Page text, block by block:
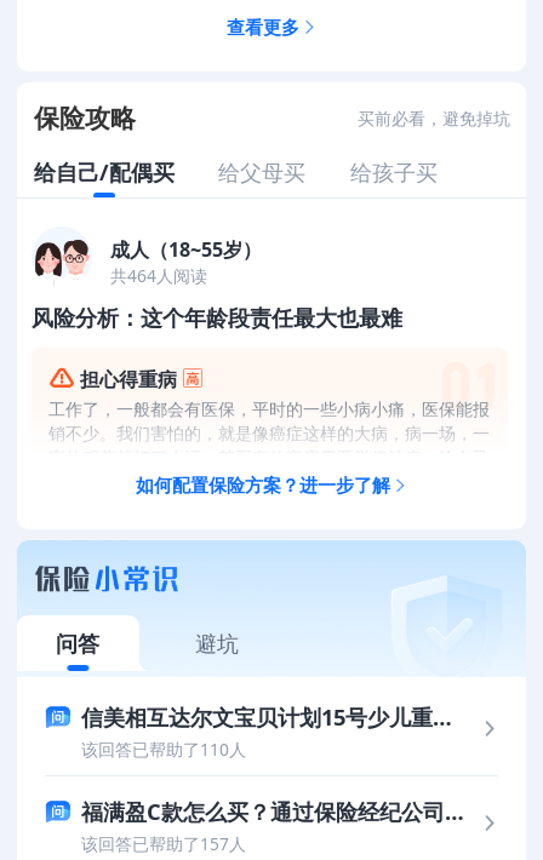
查看更多
保险攻略 买前必看，避免掉坑
给自己/配偶买 给父母买 给孩子买
成人（18~55岁）
共464人阅读
风险分析：这个年龄段责任最大也最难
担心得重病
工作了，一般都会有医保，平时的一些小病小痛，医保能报
销不少。我们害怕的，就是像癌症这样的大病，病一场，一
和家人都带来不小的经济负担。
如何配置保险方案？进一步了解
问答 避坑
信美相互达尔文宝贝计划15号少儿重疾险保司靠谱吗？值得信赖吗？
该回答已帮助了110人
福满盈C款怎么买？通过保险经纪公司投保更划算
该回答已帮助了157人